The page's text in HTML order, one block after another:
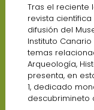
Tras el reciente
revista
difusión del
Instituto
temas
Arqueología,
presenta, en
1, dedicado
descubrimineto